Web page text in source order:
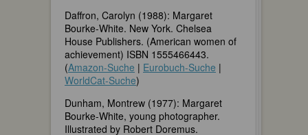
Daffron, Carolyn (1988): Margaret
Bourke-White. New York. Chelsea
House Publishers. (American women of
achievement) ISBN 1555466443.
(Amazon-Suche | Eurobuch-Suche |
WorldCat-Suche)
Dunham, Montrew (1977): Margaret
Bourke-White, young photographer.
Illustrated by Robert Doremus.